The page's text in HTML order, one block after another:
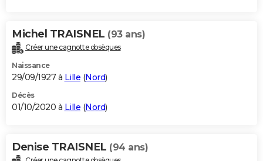
Michel TRAISNEL (93 ans)
Créer une cagnotte obsèques
Naissance
29/09/1927 à Lille (Nord)
Décès
01/10/2020 à Lille (Nord)
Denise TRAISNEL (94 ans)